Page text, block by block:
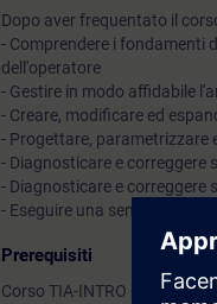
Dopo aver frequentato il
- Comprendere i fondamenti
dell'operatore
- Gestire in modo affidabile
- Creare, modificare ed
- Progettare, parametrizzare
- Diagnosticare e
- Diagnosticare e correggere
- Eseguire una semplice
Prerequisiti
Corso TIA-INTRO o